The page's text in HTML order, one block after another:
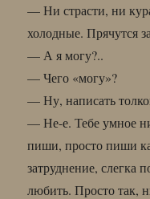
— Ни страсти, ни
холодные. Прячутся
— А я могу?..
— Чего «могу»?
— Ну, написать
— Не-е. Тебе умное
пиши, просто пиши
затруднение, слегка
любить. Просто так,